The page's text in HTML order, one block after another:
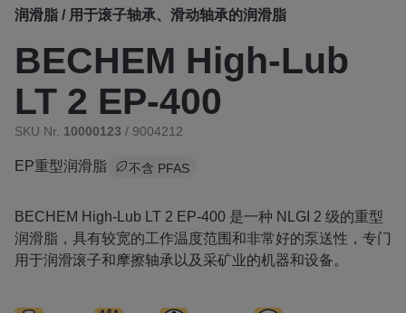
润滑脂 / 用于滚子轴承、滑动轴承的润滑脂
BECHEM High-Lub
LT 2 EP-400
SKU Nr. 10000123 / 9004212
EP重型润滑脂 不含 PFAS
BECHEM High-Lub LT 2 EP-400 是一种 NLGI 2 级的重型
润滑脂，具有较宽的工作温度范围和非常好的泵送性，专门
用于润滑滚子和摩擦轴承以及采矿业的机器和设备。